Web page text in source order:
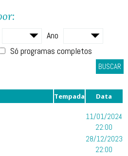
Ano
Só programas completos
BUSCAR
Tempada Data
11/01/2024
22:00
28/12/2023
22:00